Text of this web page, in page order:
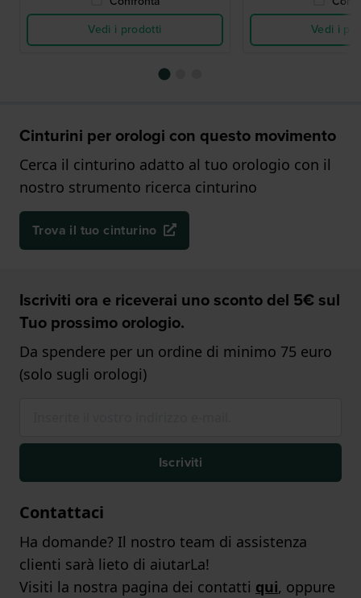
Vedi i prodotti
Vedi i
Cinturini per orologi con questo movimento
Cerca il cinturino adatto al tuo orologio con il
nostro strumento ricerca cinturino
Trova il tuo cinturino
Iscriviti ora e riceverai uno sconto del 5€ sul
Tuo prossimo orologio.
Da spendere per un ordine di minimo 75 euro
(solo sugli orologi)
Iscriviti
Contattaci
Ha domande? Il nostro team di assistenza
clienti sarà lieto di aiutarLa!
Visiti la nostra pagina dei contatti qui, oppure